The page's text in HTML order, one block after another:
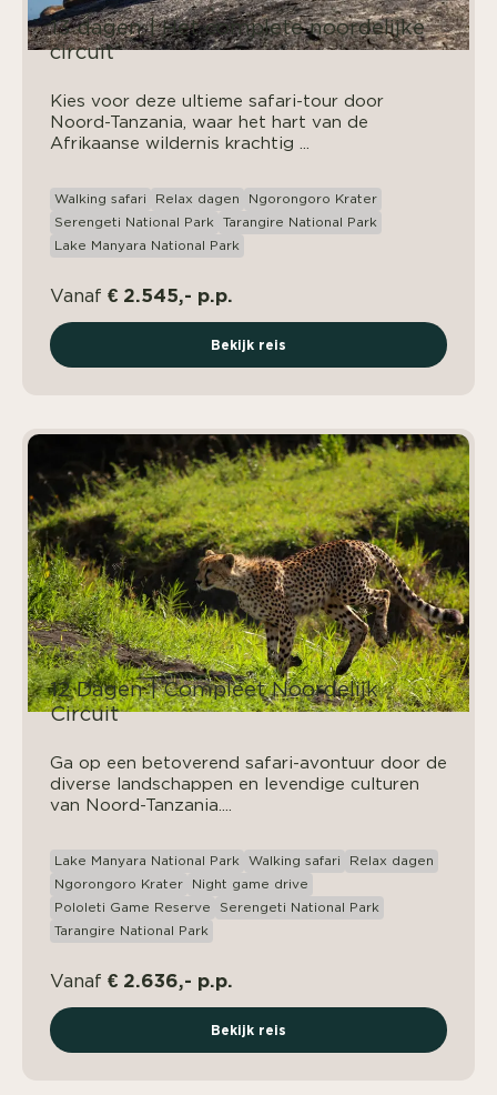
13 dagen | Het complete noordelijke
circuit
Kies voor deze ultieme safari-tour door
Noord-Tanzania, waar het hart van de
Afrikaanse wildernis krachtig ...
Walking safari Relax dagen
Ngorongoro Krater
Serengeti National Park
Tarangire National Park
Lake Manyara National Park
Vanaf € 2.545,- p.p.
Bekijk reis
12 Dagen | Compleet Noordelijk
Circuit
Ga op een betoverend safari-avontuur door de
diverse landschappen en levendige culturen
van Noord-Tanzania....
Lake Manyara National Park Walking safari
Relax dagen
Ngorongoro Krater
Night game drive
Pololeti Game Reserve
Serengeti National Park
Tarangire National Park
Vanaf € 2.636,- p.p.
Bekijk reis